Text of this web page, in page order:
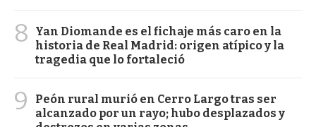
8
Yan Diomande es el fichaje más caro en la
historia de Real Madrid: origen atípico y la
tragedia que lo fortaleció
9
Peón rural murió en Cerro Largo tras ser
alcanzado por un rayo; hubo desplazados y